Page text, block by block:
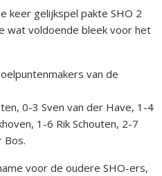
keer gelijkspel pakte SHO 2
wat voldoende bleek voor het
van de
0-3 Sven van der Have, 1-4
1-6 Rik Schouten, 2-7
Bos.
voor de oudere SHO-ers,